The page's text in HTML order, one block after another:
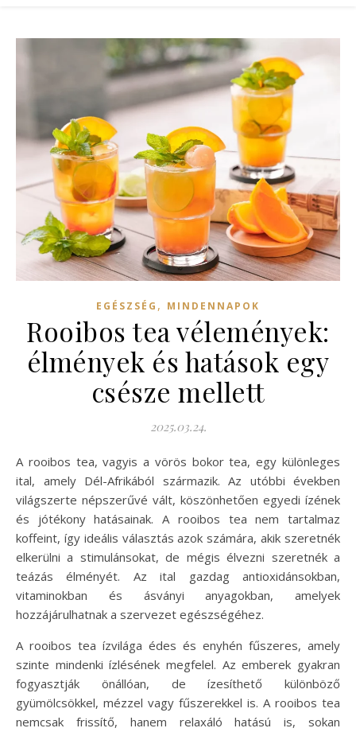
EGÉSZSÉG , MINDENNAPOK
Rooibos tea vélemények:
élmények és hatások egy
csésze mellett
2025.03.24.
A rooibos tea, vagyis a vörös bokor tea, egy különleges
ital, amely Dél-Afrikából származik. Az utóbbi években
világszerte népszerűvé vált, köszönhetően egyedi ízének
és jótékony hatásainak. A rooibos tea nem tartalmaz
koffeint, így ideális választás azok számára, akik szeretnék
elkerülni a stimulánsokat, de mégis élvezni szeretnék a
teázás élményét. Az ital gazdag antioxidánsokban,
vitaminokban és ásványi anyagokban, amelyek
hozzájárulhatnak a szervezet egészségéhez.
A rooibos tea ízvilága édes és enyhén fűszeres, amely
szinte mindenki ízlésének megfelel. Az emberek gyakran
fogyasztják önállóan, de ízesíthető különböző
gyümölcsökkel, mézzel vagy fűszerekkel is. A rooibos tea
nemcsak frissítő, hanem relaxáló hatású is, sokan